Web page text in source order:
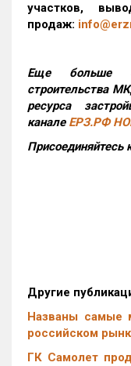
участков,
продаж:
Еще больше
строительства
ресурса
канале ЕРЗ.РФ
Присоединяйтесь
Другие
Названы самые
российском
ГК Самолет